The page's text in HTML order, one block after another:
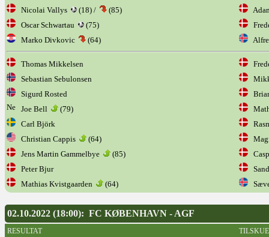
Nicolai Vallys
(18) / (85)
Oscar Schwartau
(75)
Marko Divkovic
(64)
Thomas Mikkelsen
Sebastian Sebulonsen
Sigurd Rosted
Joe Bell
(79)
Carl Björk
Christian Cappis
(64)
Jens Martin Gammelbye
(85)
Peter Bjur
Mathias Kvistgaarden
(64)
02.10.2022 (18:00): FC KØBENHAVN - AGF
RESULTAT